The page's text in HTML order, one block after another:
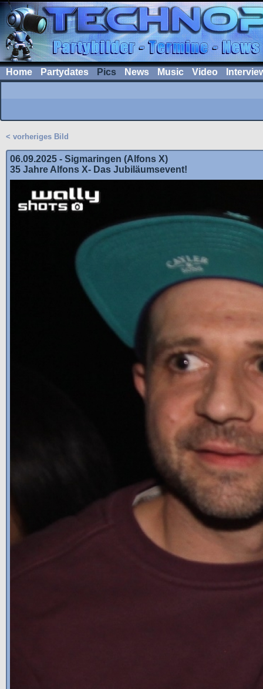
Home Partydates Pics News Music Video
< vorheriges Bild
06.09.2025 - Sigmaringen (Alfons X)
35 Jahre Alfons X- Das Jubiläumsevent!